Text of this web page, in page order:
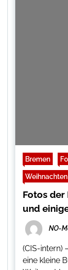
Bremen
Weihnachten
Fotos
und
NO-
(CIS-intern)
eine kleine